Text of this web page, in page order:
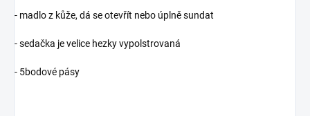
- madlo z kůže, dá se otevřít nebo úplně sundat
- sedačka je velice hezky vypolstrovaná
- 5bodové pásy